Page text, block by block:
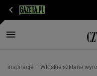
inspiracje Włoskie szklane